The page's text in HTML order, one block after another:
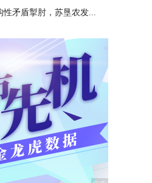
性矛盾掣肘，苏垦农发...